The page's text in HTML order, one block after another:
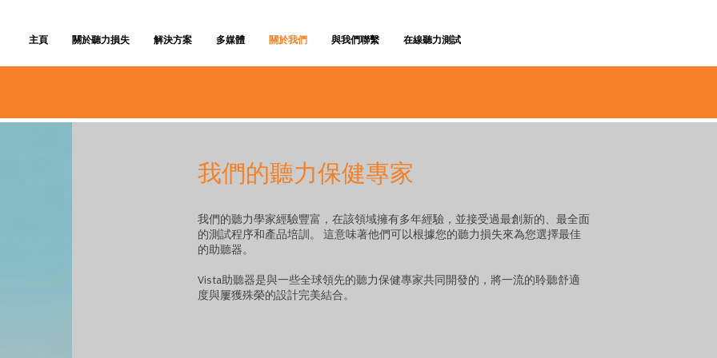
主頁 關於聽力損失 解決方案 多媒體 關於我們 與我們聯繫 在線聽力測試
我們的聽力保健專家
我們的聽力學家經驗豐富，在該領域擁有多年經驗，並接受過最創新的、最全面
的測試程序和產品培訓。 這意味著他們可以根據您的聽力損失來為您選擇最佳
的助聽器。
Vista助聽器是與一些全球領先的聽力保健專家共同開發的，將一流的聆聽舒適
度與屢獲殊榮的設計完美結合。